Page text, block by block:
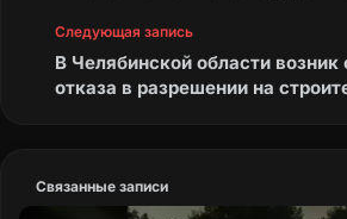
Следующая запись
В Челябинской области возник
отказа в разрешении на
Связанные записи